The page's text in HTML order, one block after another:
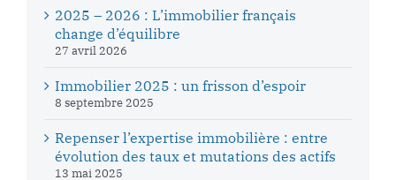
2025 – 2026 : L’immobilier français
change d’équilibre
27 avril 2026
Immobilier 2025 : un frisson d’espoir
8 septembre 2025
Repenser l’expertise immobilière : entre
évolution des taux et mutations des actifs
13 mai 2025